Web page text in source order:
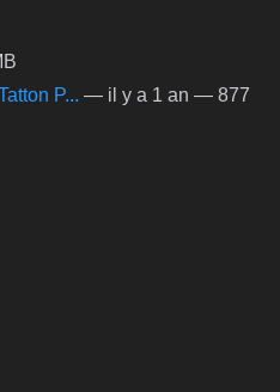
P... — il y a 1 an — 877